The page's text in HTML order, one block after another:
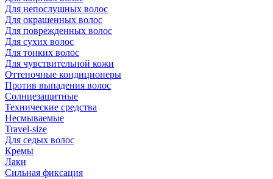
Для непослушных волос
Для окрашенных волос
Для поврежденных волос
Для сухих волос
Для тонких волос
Для чувствительной кожи
Оттеночные кондиционеры
Против выпадения волос
Солнцезащитные
Технические средства
Несмываемые
Travel-size
Для седых волос
Кремы
Лаки
Сильная фиксация